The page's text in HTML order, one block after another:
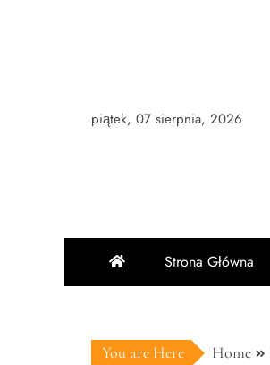
piątek, 07 sierpnia, 2026
Strona Główna
You are Here Home